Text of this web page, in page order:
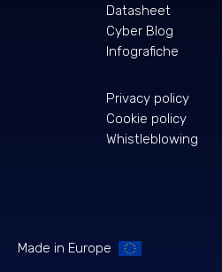
Datasheet
Cyber Blog
Infografiche
Privacy policy
Cookie policy
Whistleblowing
Made in Europe